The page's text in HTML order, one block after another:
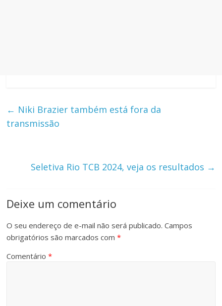
← Niki Brazier também está fora da
transmissão
Seletiva Rio TCB 2024, veja os resultados →
Deixe um comentário
O seu endereço de e-mail não será publicado. Campos
obrigatórios são marcados com*
Comentário*